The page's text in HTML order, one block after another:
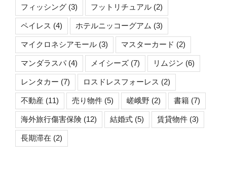
フィッシング (3) フットリチュアル (2)
ペイレス (4) ホテルニッコーグアム (3)
マイクロネシアモール (3) マスターカード (2)
マンダラスパ(4) メイシーズ (7) リムジン (6)
レンタカー (7) ロスドレスフォーレス (2)
不動産 (11) 売り物件 (5) 嵯峨野 (2) 書籍 (7)
海外旅行傷害保険 (12) 結婚式 (5) 賃貸物件 (3)
長期滞在 (2)